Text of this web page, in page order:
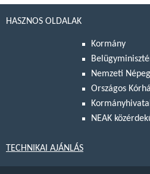
HASZNOS OLDALAK
Kormány
Nemzeti
Országos
NEAK
TECHNIKAI AJÁNLÁS